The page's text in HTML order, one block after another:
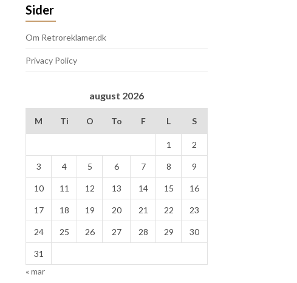
Sider
Om Retroreklamer.dk
Privacy Policy
august 2026
M Ti O To F L S
1 2
3 4 5 6 7 8 9
10 11 12 13 14 15 16
17 18 19 20 21 22 23
24 25 26 27 28 29 30
31
« mar